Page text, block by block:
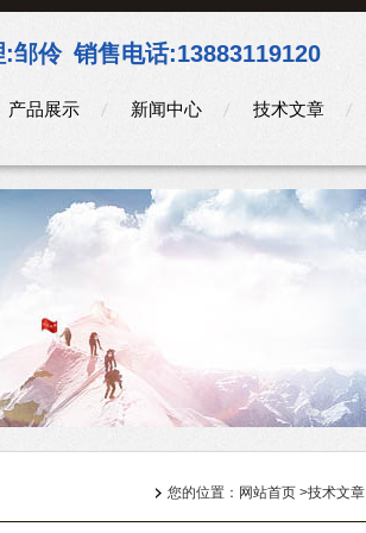
:邹伶 销售电话:13883119120
产品展示 新闻中心 技术文章
您的位置： 网站首页 >技术文章